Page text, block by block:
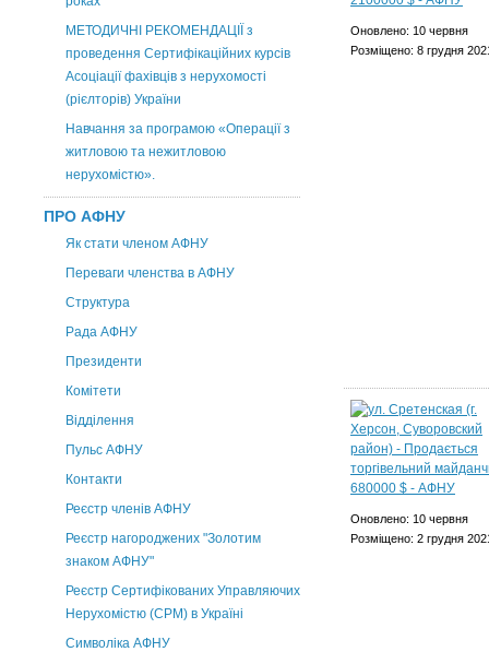
МЕТОДИЧНІ РЕКОМЕНДАЦІЇ з
проведення Сертифікаційних курсів
Асоціації фахівців з нерухомості
(рієлторів) України
Навчання за програмою «Операції з
житловою та нежитловою
нерухомістю».
ПРО АФНУ
Як стати членом АФНУ
Переваги членства в АФНУ
Структура
Рада АФНУ
Президенти
Комітети
Відділення
Пульс АФНУ
Контакти
Реєстр членів АФНУ
Реєстр нагороджених "Золотим
знаком АФНУ"
Реєстр Сертифікованих Управляючих
Нерухомістю (CPM) в Україні
Символіка АФНУ
Оновлено: 10 червня
Розміщено: 8 грудня
Оновлено: 10 червня
Розміщено: 2 грудня